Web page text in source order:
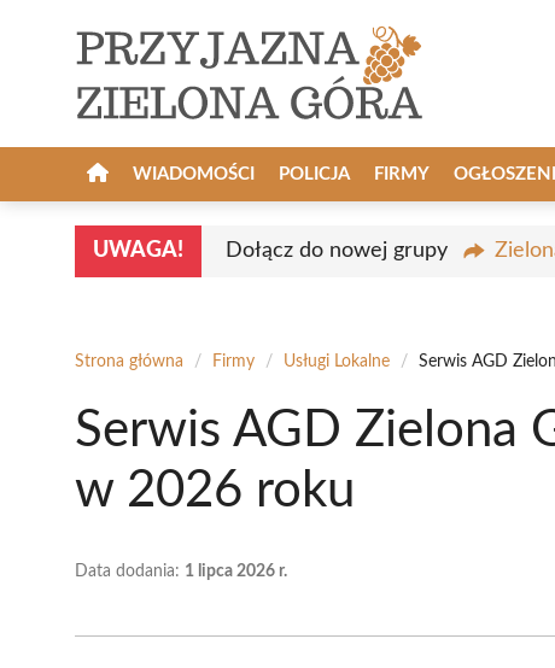
WIADOMOŚCI POLICJA FIRMY
UWAGA! Dołącz do nowej grupy
Strona główna / Firmy / Usługi Lokalne / Serwis AGD
Serwis AGD Zielona
w 2026 roku
Data dodania: 1 lipca 2026 r.